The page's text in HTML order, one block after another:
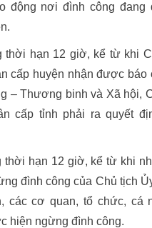
động nơi đình công đang
thời hạn 12 giờ, kể từ khi
cấp huyện nhận được báo
– Thương binh và Xã hội,
cấp tỉnh phải ra quyết
thời hạn 12 giờ, kể từ khi
đình công của Chủ tịch
các cơ quan, tổ chức, cá
hiện ngừng đình công.